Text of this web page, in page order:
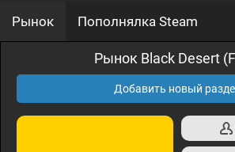
Рынок Пополнялка Steam
Рынок Black Desert
Добавить новый